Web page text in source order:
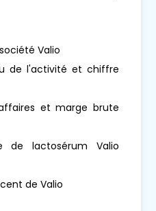
Valio
de l'activité et chiffre
et marge brute
de lactosérum Valio
de Valio